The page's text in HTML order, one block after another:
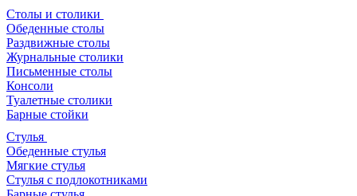
Столы и столики
Обеденные столы
Раздвижные столы
Журнальные столики
Письменные столы
Консоли
Туалетные столики
Барные стойки
Стулья
Обеденные стулья
Мягкие стулья
Стулья с подлокотниками